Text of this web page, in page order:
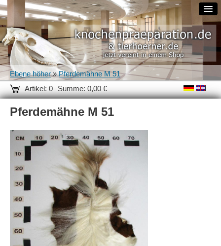
Artikel: 0 Summe: 0,00 €
Ebene höher»Pferdemähne M 51
Pferdemähne M 51